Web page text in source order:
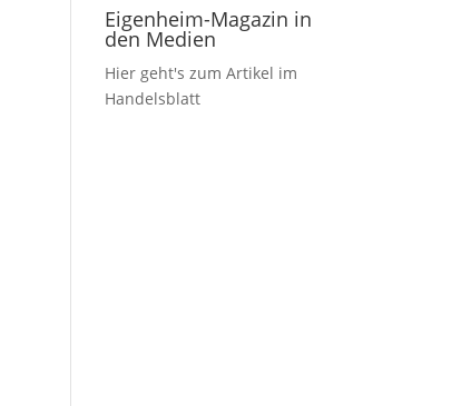
Eigenheim-Magazin in
den Medien
Hier geht's zum Artikel im
Handelsblatt